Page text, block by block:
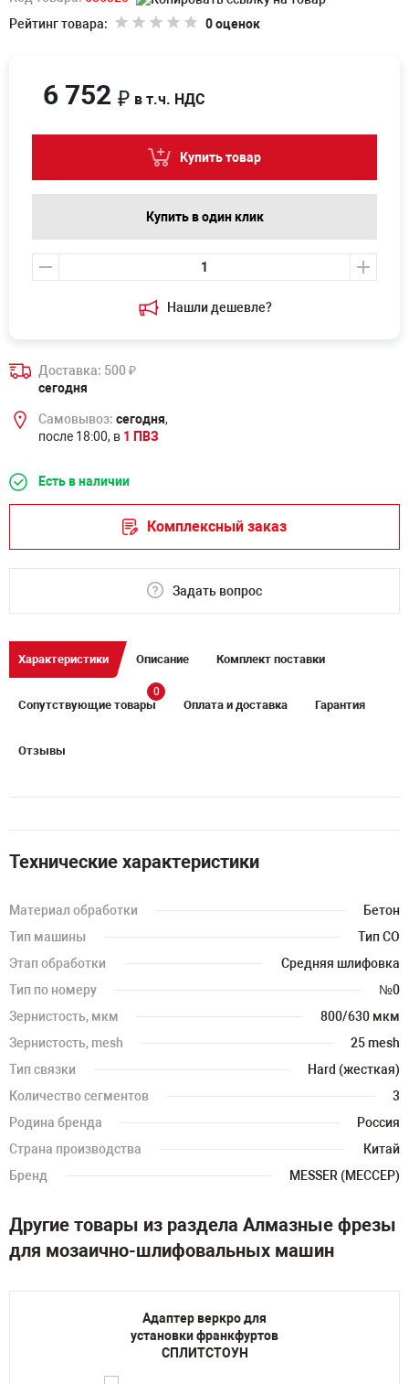
Рейтинг товара:
0 оценок
Нашли дешевле?
6 752 ₽ в т.ч. НДС
Купить товар
Купить в один клик
Доставка: 500₽
сегодня
Самовывоз: сегодня,
после 18:00, в 1 ПВЗ
Есть в наличии
Комплексный заказ
Задать вопрос
Характеристики Описание Комплект поставки
Сопутствующие товары
0
Оплата и доставка Гарантия
Отзывы
Технические характеристики
Материал обработки
Бетон
Тип машины
Тип СО
Этап обработки
Средняя шлифовка
Тип по номеру
№0
Зернистость, мкм
800/630 мкм
Зернистость, mesh
25 mesh
Тип связки
Hard (жесткая)
Количество сегментов
3
Родина бренда
Россия
Страна производства
Китай
Бренд
MESSER (МЕССЕР)
Другие товары из раздела Алмазные фрезы
для мозаично-шлифовальных машин
Адаптер веркро для
установки франкфуртов
СПЛИТСТОУН